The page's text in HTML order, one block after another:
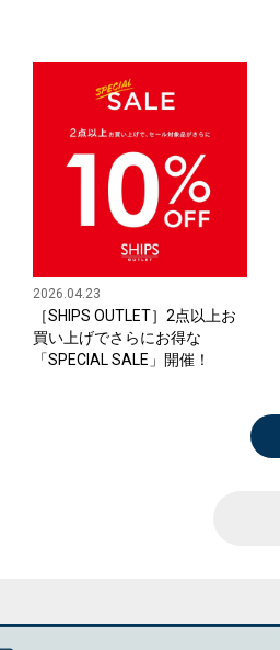
2026.04.23
［SHIPS OUTLET］2点以上お
買い上げでさらにお得な
「SPECIAL SALE」開催！